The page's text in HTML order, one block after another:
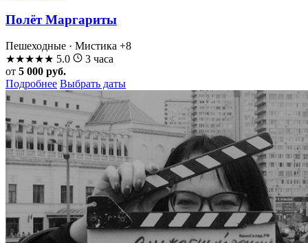
Полёт Маргариты
Пешеходные · Мистика +8
★★★★★ 5.0
3 часа
от 5 000 руб.
Подробнее Выбрать даты